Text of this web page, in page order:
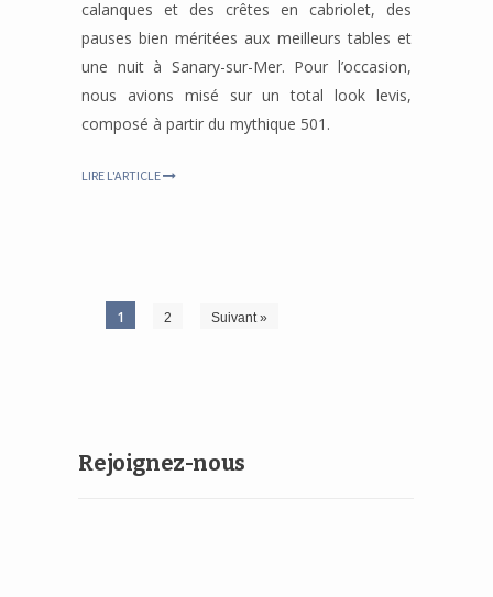
calanques et des crêtes en cabriolet, des
pauses bien méritées aux meilleurs tables et
une nuit à Sanary-sur-Mer. Pour l’occasion,
nous avions misé sur un total look levis,
composé à partir du mythique 501.
LIRE L'ARTICLE
1 2 Suivant »
Rejoignez-nous